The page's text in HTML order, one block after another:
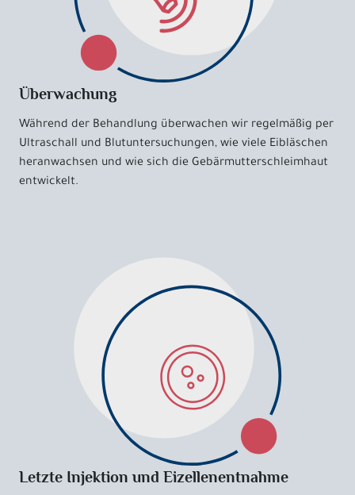
Überwachung
Während der Behandlung überwachen wir regelmäßig per
Ultraschall und Blutuntersuchungen, wie viele Eibläschen
heranwachsen und wie sich die Gebärmutterschleimhaut
entwickelt.
Letzte Injektion und Eizellenentnahme